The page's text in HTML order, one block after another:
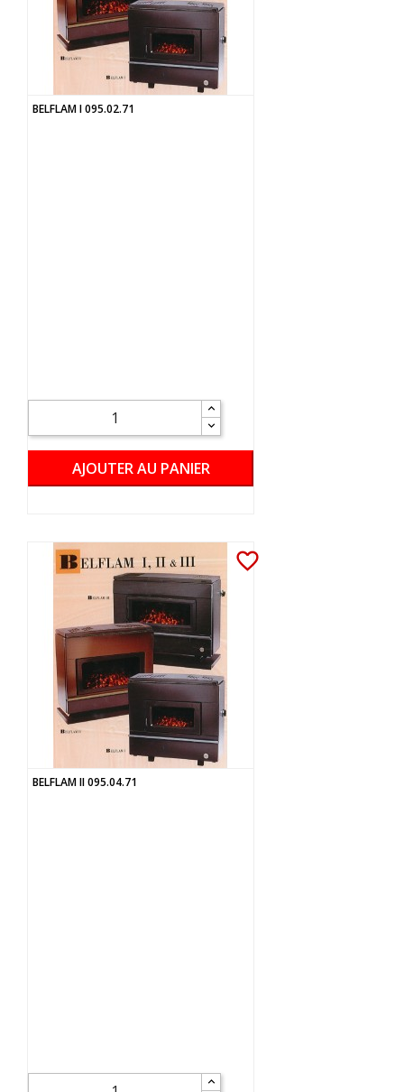
BELFLAM I 095.02.71
AJOUTER AU PANIER
favorite_border
BELFLAM II 095.04.71